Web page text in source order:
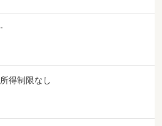
-
所得制限なし